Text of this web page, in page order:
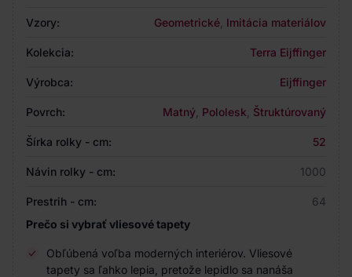
Vzory: Geometrické Imitácia materiálov
Kolekcia: Terra Eijffinger
Výrobca: Eijffinger
Povrch: Matný Pololesk Štruktúrovaný
Šírka rolky - cm: 52
Návin rolky - cm: 1000
Prestrih - cm:
64
Prečo si vybrať vliesové tapety
Obľúbená voľba moderných interiérov. Vliesové
tapety sa ľahko lepia, pretože lepidlo sa nanáša